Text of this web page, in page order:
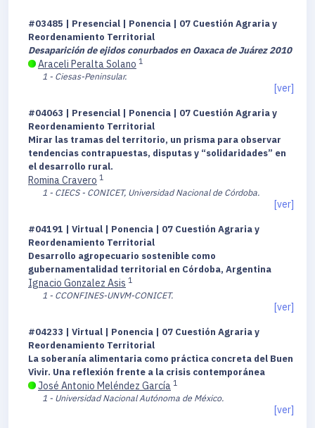
#03485 | Presencial | Ponencia | 07 Cuestión Agraria y
Reordenamiento Territorial
Desaparición de ejidos conurbados en Oaxaca de Juárez 2010
Araceli Peralta Solano 1
1 - Ciesas-Peninsular.
[ver]
#04063 | Presencial | Ponencia | 07 Cuestión Agraria y
Reordenamiento Territorial
Mirar las tramas del territorio, un prisma para observar
tendencias contrapuestas, disputas y “solidaridades” en
el desarrollo rural.
Romina Cravero 1
1 - CIECS - CONICET, Universidad Nacional de Córdoba.
[ver]
#04191 | Virtual | Ponencia | 07 Cuestión Agraria y
Reordenamiento Territorial
Desarrollo agropecuario sostenible como
gubernamentalidad territorial en Córdoba, Argentina
Ignacio Gonzalez Asis 1
1 - CCONFINES-UNVM-CONICET.
[ver]
#04233 | Virtual | Ponencia | 07 Cuestión Agraria y
Reordenamiento Territorial
La soberanía alimentaria como práctica concreta del Buen
Vivir. Una reflexión frente a la crisis contemporánea
José Antonio Meléndez García 1
1 - Universidad Nacional Autónoma de México.
[ver]